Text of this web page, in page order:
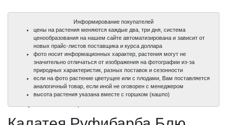
100%
100%
Информирование покупателей
цены на растения меняются каждые два, три дня, система
ценообразования на нашем сайте автоматизирована и зависит от
новых прайс-листов поставщика и курса доллара
фото носит информационных характер, растения могут не
значительно отличаться от изображения на фотографии из-за
природных характеристик, разных поставок и сезонности
если на фото растение цветущее или с плодами, Вам поставляется
аналогичный товар, если иной не оговорен с менеджером
высота растения указана вместе с горшком (кашпо)